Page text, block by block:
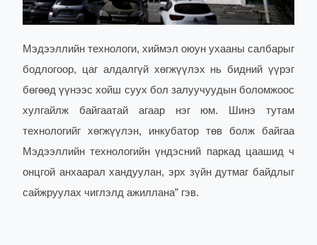
Мэдээллийн технологи, хиймэл оюун ухааны салбарыг
бодлогоор, цаг алдалгүй хөгжүүлэх нь бидний үүрэг
бөгөөд үүнээс хойш суух бол залуучуудын боломжоос
хулгайлж байгаатай агаар нэг юм. Шинэ тутам
технологийг хөгжүүлэн, инкубатор төв болж байгаа
Мэдээллийн технологийн үндэсний паркад цаашид ч
онцгой анхаарал хандуулан, эрх зүйн дутмаг байдлыг
сайжруулах чиглэлд ажиллана” гэв.